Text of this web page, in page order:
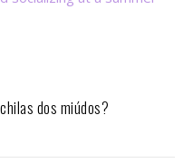
dos miúdos?